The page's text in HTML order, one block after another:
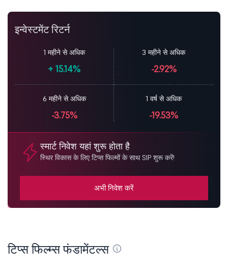
इन्वेस्टमेंट रिटर्न
1 महीने से अधिक
+ 15.14%
3 महीने से अधिक
-2.92%
6 महीने से अधिक
-3.75%
1 वर्ष से अधिक
-19.53%
स्मार्ट निवेश यहां शुरू होता है
स्थिर विकास के लिए टिप्स फिल्मों के साथ SIP शुरू करें!
अभी निवेश करें
टिप्स फिल्म्स फंडामेंटल्स